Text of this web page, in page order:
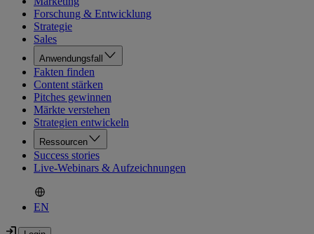
Forschung & Entwicklung
Strategie
Sales
Anwendungsfall
Fakten finden
Content stärken
Pitches gewinnen
Märkte verstehen
Strategien entwickeln
Ressourcen
Success stories
Live-Webinars & Aufzeichnungen
EN